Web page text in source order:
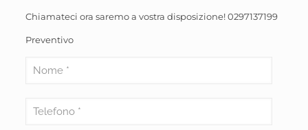
Chiamateci ora saremo a vostra disposizione!0297137199
Preventivo